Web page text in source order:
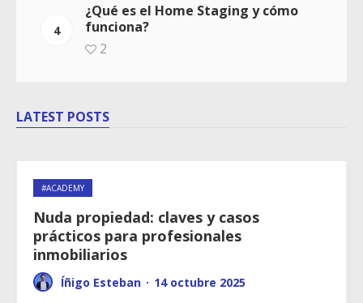
4
¿Qué es el Home Staging y cómo
funciona?
2
LATEST POSTS
#ACADEMY
Nuda propiedad: claves y casos
prácticos para profesionales
inmobiliarios
Íñigo Esteban · 14 octubre 2025